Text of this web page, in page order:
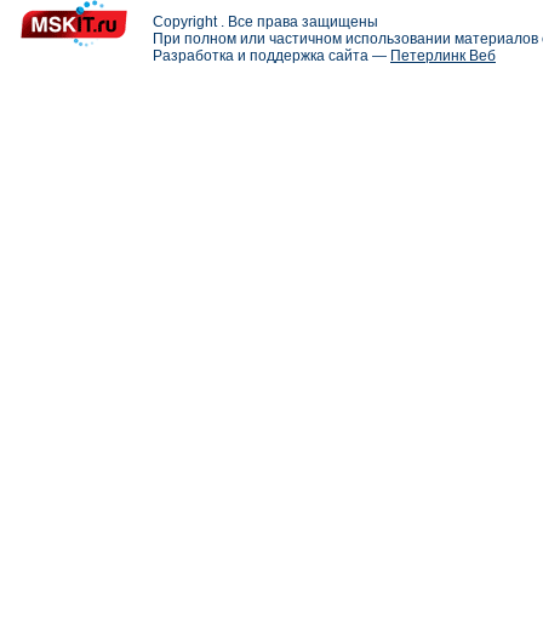
Copyright . Все права защищены
При полном или частичном использовании
Разработка и поддержка сайта — Петерлинк Веб